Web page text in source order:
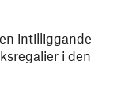
intilliggande
i den